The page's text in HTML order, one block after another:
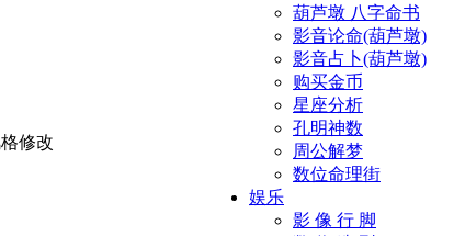
葫芦墩 八字命书
影音论命(葫芦墩)
影音占卜(葫芦墩)
购买金币
星座分析
孔明神数
周公解梦
数位命理街
娱乐
影 像 行 脚